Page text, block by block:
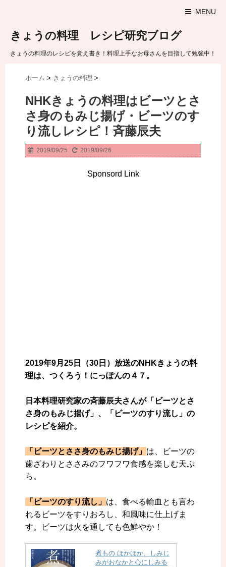
MENU
きょうの料理 レシピ研究ブログ
きょうの料理のレシピを覚え書き！料理上手なお母さんを目指して勉強中！
ホーム > きょうの料理 >
NHKきょうの料理はビーツとさ
さ身のもみじ揚げ・ビーツのす
り流しレシピ！斉藤辰夫
2019/09/25 2019/09/26
Sponsord Link
2019年9月25日（30日）放送のNHKきょうの料
理は、つくろう！にっぽんの４７。
日本料理研究家の斉藤辰夫さんが「ビーツとさ
さ身のもみじ揚げ」、「ビーツのすり流し」の
レシピを紹介。
「ビーツとささ身のもみじ揚げ」 は、ビーツの
歯ざわりとささみのフワフワ食感を楽しむ天ぷ
ら。
「ビーツのすり流し」 は、食べる輸血とも言わ
れるビーツをすりおろし、和風味に仕上げま
す。ビーツは火を通しても色鮮やか！
煮もの ほかほか、しみじ
みがおなかと心にしみる